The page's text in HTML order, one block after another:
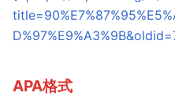
APA格式